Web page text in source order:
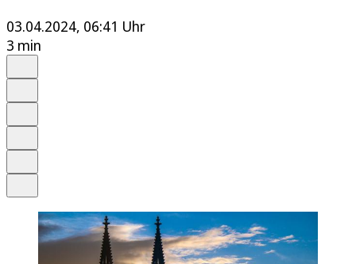
03.04.2024, 06:41 Uhr
3 min